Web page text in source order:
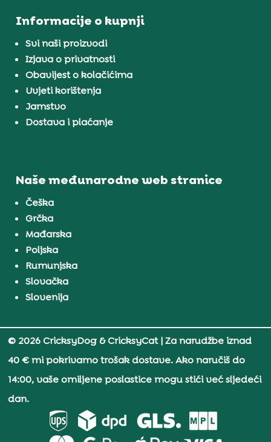
Informacije o kupnji
Svi naši proizvodi
Izjava o privatnosti
Obavijest o kolačićima
Uvjeti korištenja
Jamstvo
Dostava i plaćanje
Naše međunarodne web stranice
Češka
Grčka
Mađarska
Poljska
Rumunjska
Slovačka
Slovenija
© 2026 CricksyDog & CricksyCat| Za narudžbe iznad
40 € mi pokrivamo trošak dostave. Ako naručiš do
14:00, vaše omiljene poslastice mogu stići već sljedeći
dan.